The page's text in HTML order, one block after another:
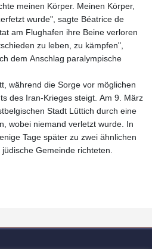
meinen Körper. Meinen Körper,
wurde", sagte Béatrice de
am Flughafen ihre Beine verloren
zu leben, zu kämpfen",
dem Anschlag paralympische
während die Sorge vor möglichen
des Iran-Krieges steigt. Am 9. März
Stadt Lüttich durch eine
wobei niemand verletzt wurde. In
Tage später zu zwei ähnlichen
Gemeinde richteten.